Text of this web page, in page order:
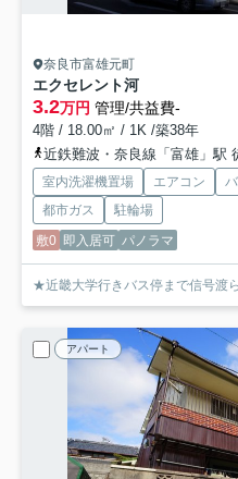
奈良市富雄元町
エクセレント河
3.2万円 管理/共益費-
4階 / 18.00㎡ / 1K /築38年
近鉄難波・奈良線「富雄」駅
室内洗濯機置場 エアコン
都市ガス
駐輪場
敷0 即入居可 パノラマ
★近畿大学行きバス停まで信号渡
アパート